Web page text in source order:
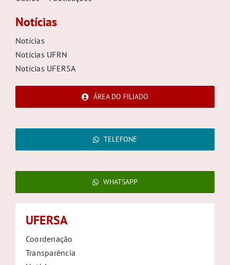
Notícias
Notícias
Notícias UFRN
Notícias UFERSA
ÁREA DO FILIADO
TELEFONE
WHATSAPP
UFERSA
Coordenação
Transparência